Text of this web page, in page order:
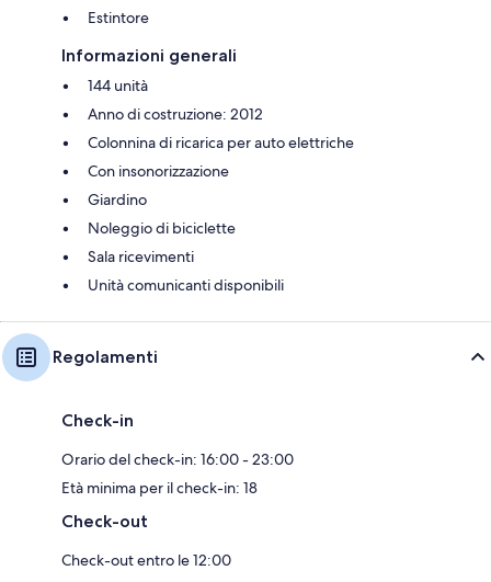
Estintore
Informazioni generali
144 unità
Anno di costruzione: 2012
Colonnina di ricarica per auto elettriche
Con insonorizzazione
Giardino
Noleggio di biciclette
Sala ricevimenti
Unità comunicanti disponibili
Regolamenti
Check-in
Orario del check-in: 16:00 - 23:00
Età minima per il check-in: 18
Check-out
Check-out entro le 12:00